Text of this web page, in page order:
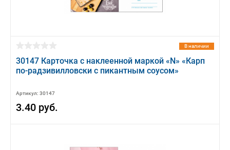
В наличии
30147 Карточка с наклеенной маркой «N» «Карп
по-радзивилловски с пикантным соусом»
Артикул: 30147
3.40 руб.